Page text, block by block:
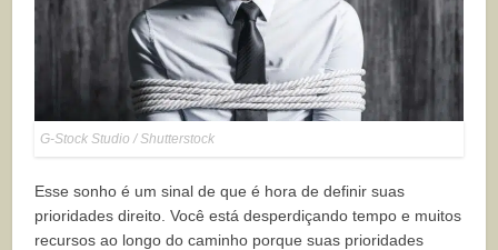
G-Stock Studio / Shutterstock
Esse sonho é um sinal de que é hora de definir suas
prioridades direito. Você está desperdiçando tempo e muitos
recursos ao longo do caminho porque suas prioridades